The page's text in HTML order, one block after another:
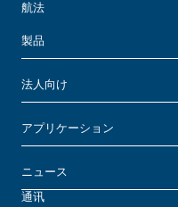
航法
製品
法人向け
アプリケーション
ニュース
通讯